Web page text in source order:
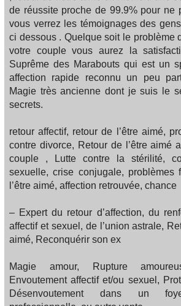
de réussite proche de 99.9% pour ne
vous verrez les témoignages des
ci dessous . Quelque soit le problème
votre couple vous aurez la
Suprême des Marabouts qui est un
affection rapide reconnu un peu
Magie très ancienne dont je suis le
secrets.
retour affectif, retour de l’être aimé,
contre divorce, Retour de l’être aimé
couple , Lutte contre la stérilité,
sexuelle, crise conjugale, problèmes
l’être aimé, affection retrouvée, chance
– Expert du retour d’affection, du
affectif et sexuel, de l’union astrale,
aimé, Reconquérir son ex
Magie amour, Rupture
Envoutement affectif et/ou sexuel,
Désenvoutement dans un